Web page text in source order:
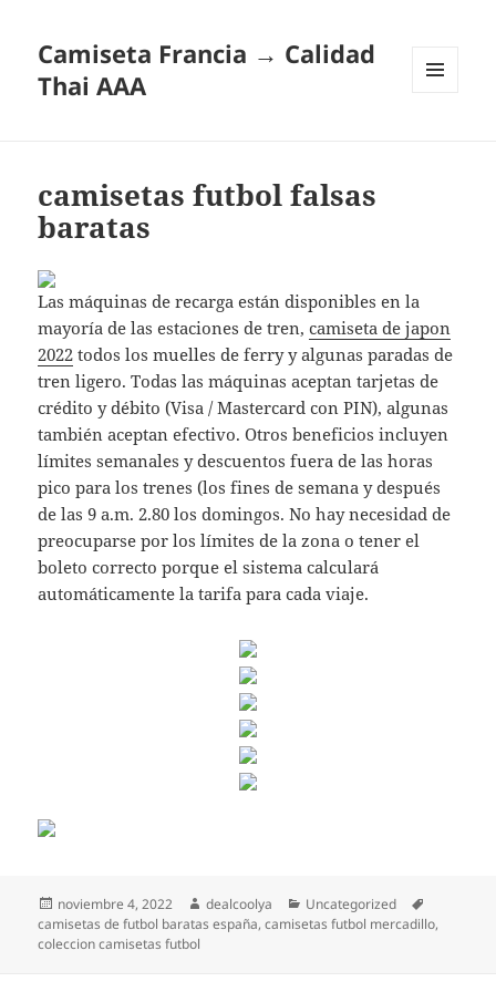
Camiseta Francia → Calidad
Thai AAA
camisetas futbol falsas
baratas
Las máquinas de recarga están disponibles en la
mayoría de las estaciones de tren,camiseta de japon
2022 todos los muelles de ferry y algunas paradas de
tren ligero. Todas las máquinas aceptan tarjetas de
crédito y débito (Visa / Mastercard con PIN), algunas
también aceptan efectivo. Otros beneficios incluyen
límites semanales y descuentos fuera de las horas
pico para los trenes (los fines de semana y después
de las 9 a.m. 2.80 los domingos. No hay necesidad de
preocuparse por los límites de la zona o tener el
boleto correcto porque el sistema calculará
automáticamente la tarifa para cada viaje.
Publicado
el
noviembre 4, 2022 Autor
dealcoolya Categorías
Uncategorized
camisetas de futbol baratas españa,camisetas futbol mercadillo,
coleccion camisetas futbol